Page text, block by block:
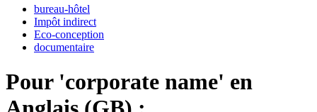
bureau-hôtel
Impôt indirect
Eco-conception
documentaire
Pour 'corporate name' en